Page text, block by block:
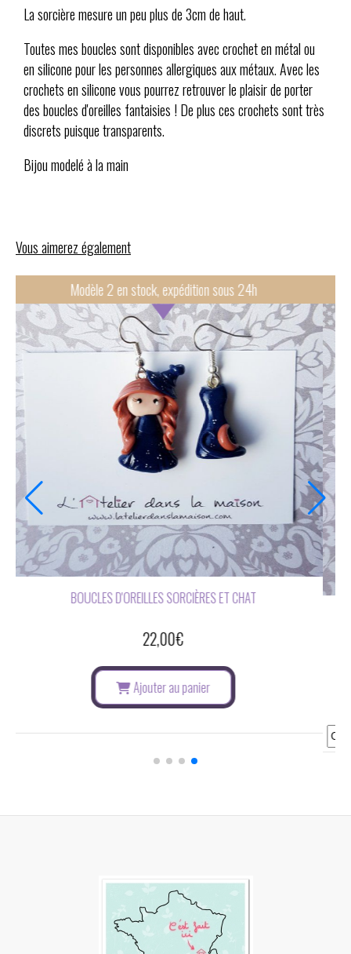
La sorcière mesure un peu plus de 3cm de haut.
Toutes mes boucles sont disponibles avec crochet en métal ou
en silicone pour les personnes allergiques aux métaux. Avec les
crochets en silicone vous pourrez retrouver le plaisir de porter
des boucles d'oreilles fantaisies ! De plus ces crochets sont très
discrets puisque transparents.
Bijou modelé à la main
Vous aimerez également
Ajouter au panier